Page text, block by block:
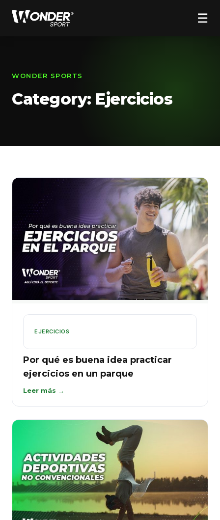
☰
WONDER SPORTS
Category: Ejercicios
EJERCICIOS
Por qué es buena idea practicar
ejercicios en un parque
Leer más →